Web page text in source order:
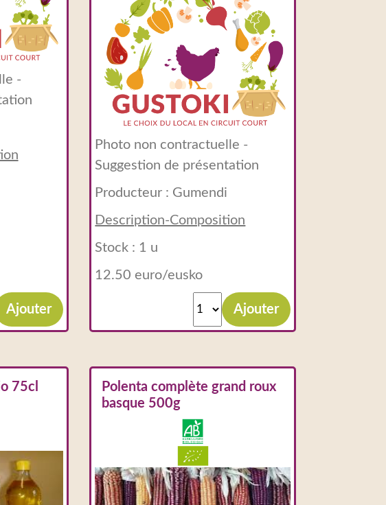
-
Ajouter
Photo non contractuelle -
Suggestion de présentation
Producteur : Gumendi
Description-Composition
Stock : 1 u
12.50 euro/eusko
Ajouter
75cl
Polenta complète grand roux
basque 500g